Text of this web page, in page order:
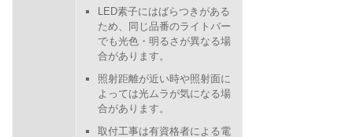
LED素子にはばらつきがある
ため、同じ品番のライトバー
でも光色・明るさが異なる場
合があります。
照射距離が近い時や照射面に
よっては光ムラが気になる場
合があります。
取付工事は有資格者による電